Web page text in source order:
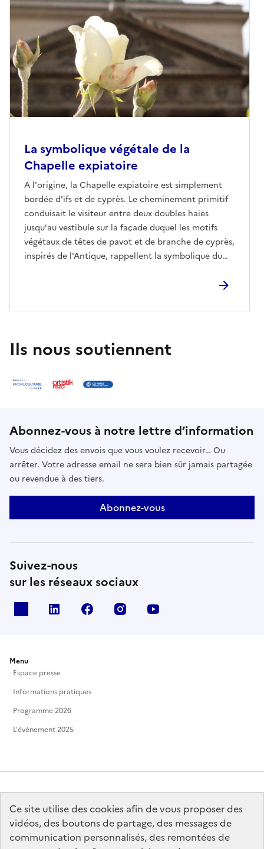
Ce site utilise des cookies afin de vous proposer des
vidéos, des boutons de partage, des messages de
communication personnalisés, des remontées de
La symbolique végétale de la
Chapelle expiatoire
A l'origine, la Chapelle expiatoire est simplement
bordée d'ifs et de cyprès. Le cheminement primitif
conduisait le visiteur entre deux doubles haies
jusqu'au vestibule sur la façade duquel les motifs
végétaux de têtes de pavot et de branche de cyprès,
inspirés de l'Antique, rappellent la symbolique du
d’une évolution : au jardin classique ont succédé, en
mailchapelle.expiatoire@monuments-nationaux.fr
Ils nous soutiennent
Abonnez-vous à notre lettre d’information
Vous décidez des envois que vous voulez recevoir… Ou
arrêter. Votre adresse email ne sera bien sûr jamais partagée
ou revendue à des tiers.
Abonnez-vous
Suivez-nous
sur les réseaux sociaux
Linkedin Facebook Instagram
Menu
Espace presse
Informations pratiques
Programme 2026
L'événement 2025
MINISTÈRE
DE LA CULTURE